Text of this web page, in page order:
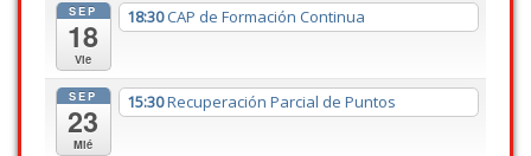
SEP
18
Vie
18:30CAP de Formación Continua
SEP
23
Mié
15:30Recuperación Parcial de Puntos